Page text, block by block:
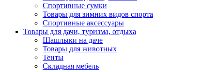
Спортивные сумки
Товары для зимних видов спорта
Спортивные аксессуары
Товары для дачи, туризма, отдыха
Шашлыки на даче
Товары для животных
Тенты
Складная мебель